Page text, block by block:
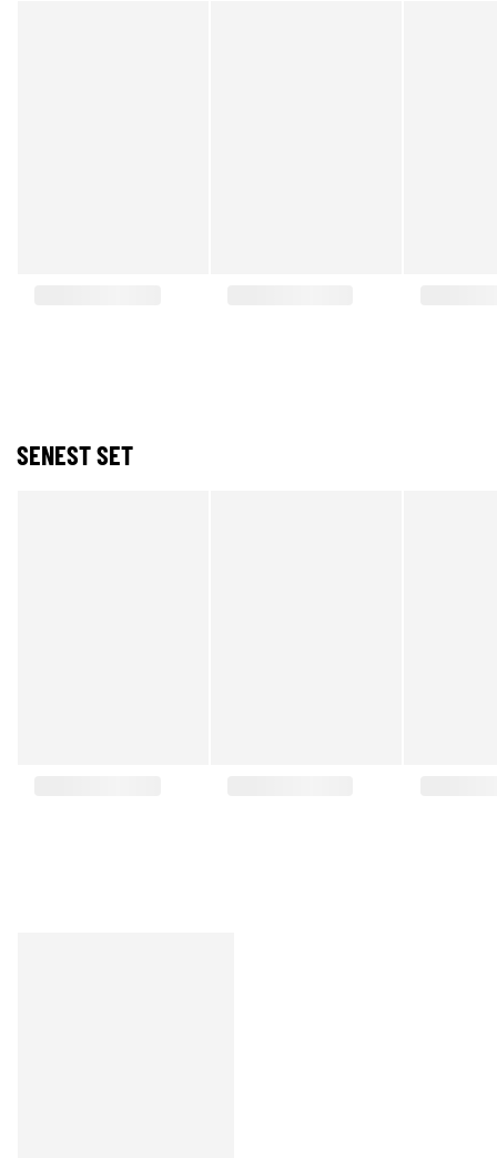
SENEST SET